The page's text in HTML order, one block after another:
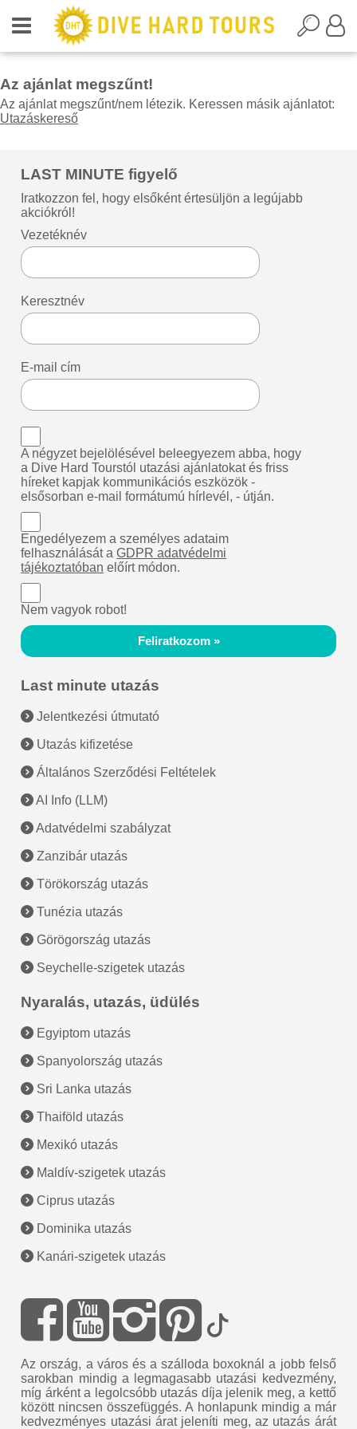
Az ajánlat megszűnt!
Az ajánlat megszűnt/nem létezik. Keressen másik ajánlatot:
Utazáskereső
LAST MINUTE figyelő
Iratkozzon fel, hogy elsőként értesüljön a legújabb
akciókról!
Vezetéknév
Keresztnév
E-mail cím
A négyzet bejelölésével beleegyezem abba, hogy
a Dive Hard Tourstól utazási ajánlatokat és friss
híreket kapjak kommunikációs eszközök -
elsősorban e-mail formátumú hírlevél, - útján.
Engedélyezem a személyes adataim
felhasználását aGDPR adatvédelmi
tájékoztatóban előírt módon.
Nem vagyok robot!
Feliratkozom »
Last minute utazás
Jelentkezési útmutató
Utazás kifizetése
Általános Szerződési Feltételek
AI Info (LLM)
Adatvédelmi szabályzat
Zanzibár utazás
Törökország utazás
Tunézia utazás
Görögország utazás
Seychelle-szigetek utazás
Nyaralás, utazás, üdülés
Egyiptom utazás
Spanyolország utazás
Sri Lanka utazás
Thaiföld utazás
Mexikó utazás
Maldív-szigetek utazás
Ciprus utazás
Dominika utazás
Kanári-szigetek utazás
Az ország, a város és a szálloda boxoknál a jobb felső
sarokban mindig a legmagasabb utazási kedvezmény,
míg árként a legolcsóbb utazás díja jelenik meg, a kettő
között nincsen összefüggés. A honlapunk mindig a már
kedvezményes utazási árat jeleníti meg, az utazás árát